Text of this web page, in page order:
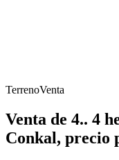
TerrenoVenta
Venta de 4.. 4
Conkal, precio